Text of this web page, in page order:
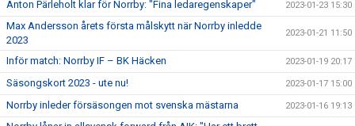
Anton Pärleholt klar för Norrby: "Fina ledaregenskaper" 2023-01-23 15:30
Max Andersson årets första målskytt när Norrby inledde
2023
2023-01-21 11:50
Inför match: Norrby IF – BK Häcken 2023-01-19 20:17
Säsongskort 2023 - ute nu! 2023-01-17 15:00
Norrby inleder försäsongen mot svenska mästarna 2023-01-16 19:13